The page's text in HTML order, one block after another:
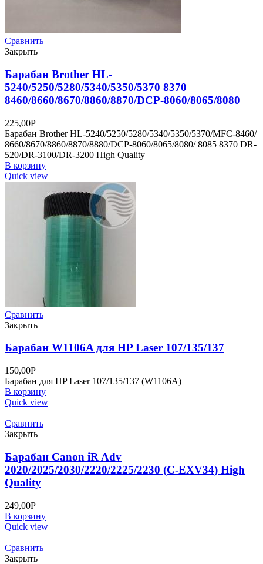
Сравнить
Закрыть
Барабан Brother HL-
5240/5250/5280/5340/5350/5370 8370
8460/8660/8670/8860/8870/DCP-8060/8065/8080
225,00Р
Барабан Brother HL-5240/5250/5280/5340/5350/5370/MFC-8460/
8660/8670/8860/8870/8880/DCP-8060/8065/8080/ 8085 8370 DR-
520/DR-3100/DR-3200 High Quality
В корзину
Quick view
Сравнить
Закрыть
Барабан W1106A для HP Laser 107/135/137
150,00Р
Барабан для HP Laser 107/135/137 (W1106A)
В корзину
Quick view
Сравнить
Закрыть
Барабан Canon iR Adv
2020/2025/2030/2220/2225/2230 (C-EXV34) High
Quality
249,00Р
В корзину
Quick view
Сравнить
Закрыть